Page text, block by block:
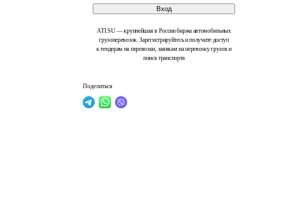
Вход
ATI.SU — крупнейшая в России биржа автомобильных
грузоперевозок. Зарегистрируйтесь и получите доступ
к тендерам на перевозки, заявкам на перевозку грузов и
поиск транспорта
Поделиться